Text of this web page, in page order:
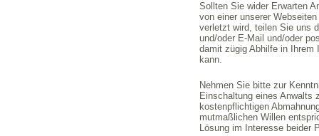
Sollten Sie wider Erwarten
von einer unserer
verletzt wird, teilen Sie uns
und/oder E-Mail und/oder
damit zügig Abhilfe in Ihrem
kann.
Nehmen Sie bitte zur
Einschaltung eines Anwalts
kostenpflichtigen
mutmaßlichen Willen
Lösung im Interesse beider